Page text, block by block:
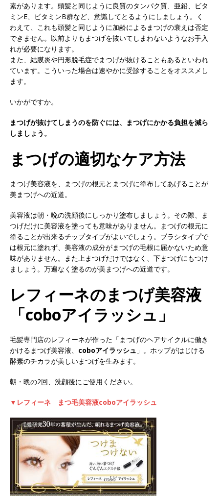
素があります。頭髪と同じように良質のタンパク質、亜鉛、ビタ
ミンE、ビタミンB群など、意識してとるようにしましょう。く
わえて、これも頭髪と同じように加齢によるまつげの衰えは否定
できません。以前よりもまつげを抜いてしまわないようなお手入
れが必要になります。
また、結膜炎や円形脱毛症でまつげが抜けることもあるといわれ
ています。こういった場合は速やかに受診することをオススメし
ます。
いかがですか。
まつげが抜けてしまうのを防ぐには、まつげにかかる負担を減ら
しましょう。
まつげの適切なケア方法
まつげ美容液を、まつげの根元とまつげに塗布してあげることが
美まつげへの近道。
美容液は朝・晩の洗顔後にしっかり塗布しましょう。その際、ま
つげだけに美容液を塗っても意味がありません。まつげの根元に
塗ることが出来るチップタイプがよいでしょう。ブラシタイプで
は根元に塗れず、美容液の成分がまつげの毛根に届かないため意
味がありません。また上まつげだけではなく、下まつげにもつけ
ましょう。万遍なく塗るのが美まつげへの近道です。
レフィーネのまつげ美容液
「coboアイラッシュ」
毛髪専門店のレフィーネが作った「まつげのヘアサイクルに働き
かけるまつげ美容液、 coboアイラッシュ 」。ホップがはじける
酵素のチカラが美しいまつげを生みます。
朝・晩の2回、洗顔後にご使用ください。
▼レフィーネ まつ毛美容液coboアイラッシュ